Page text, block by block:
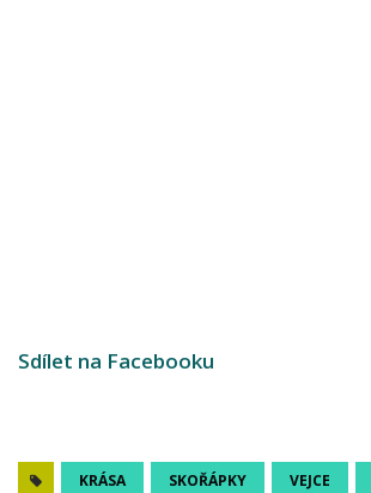
Sdílet na Facebooku
KRÁSA SKOŘÁPKY VEJCE